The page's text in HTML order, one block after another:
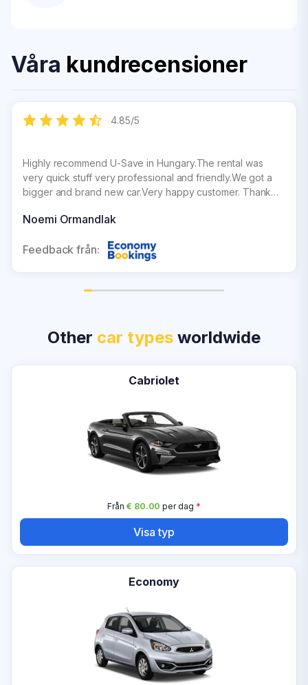
Våra kundrecensioner
4.85/5
Highly recommend U-Save in Hungary.The rental was
very quick stuff very professional and friendly.We got a
bigger and brand new car.Very happy customer. Thank
Noemi Ormandlak
Feedback från:
Other car types worldwide
Cabriolet
Från € 80.00 per dag *
Visa typ
Economy